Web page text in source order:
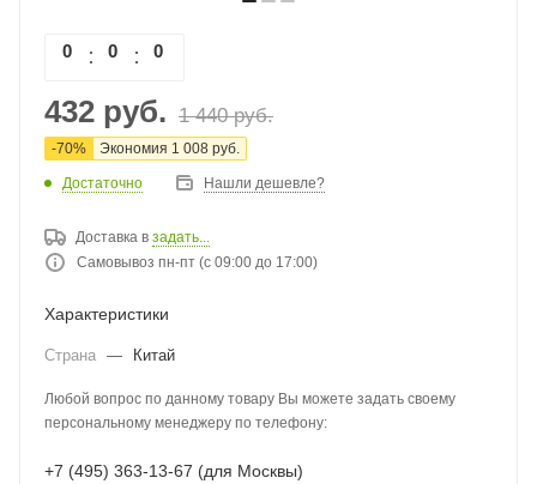
0 0 0
432 руб. 1 440руб.
-70% Экономия 1 008 руб.
Достаточно Нашли дешевле?
Доставка в задать...
Самовывоз пн-пт (с 09:00 до 17:00)
Характеристики
Страна — Китай
Любой вопрос по данному товару Вы можете задать своему
персональному менеджеру по телефону:
+7 (495) 363-13-67 (для Москвы)